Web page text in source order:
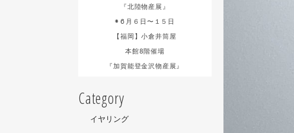
『北陸物産展』
◉６月６日〜１５日
【福岡】小倉井筒屋
本館8階催場
『加賀能登金沢物産展』
Category
イヤリング